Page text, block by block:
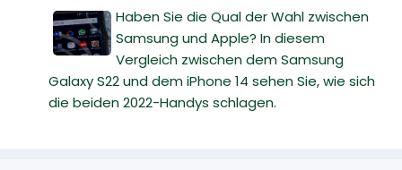
Haben Sie die Qual der Wahl zwischen
Samsung und Apple? In diesem
Vergleich zwischen dem Samsung
Galaxy S22 und dem iPhone 14 sehen Sie, wie sich
die beiden 2022-Handys schlagen.